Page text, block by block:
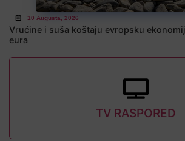
10 Augusta, 2026
Vrućine i suša koštaju evropsku
eura
TV RASPORED